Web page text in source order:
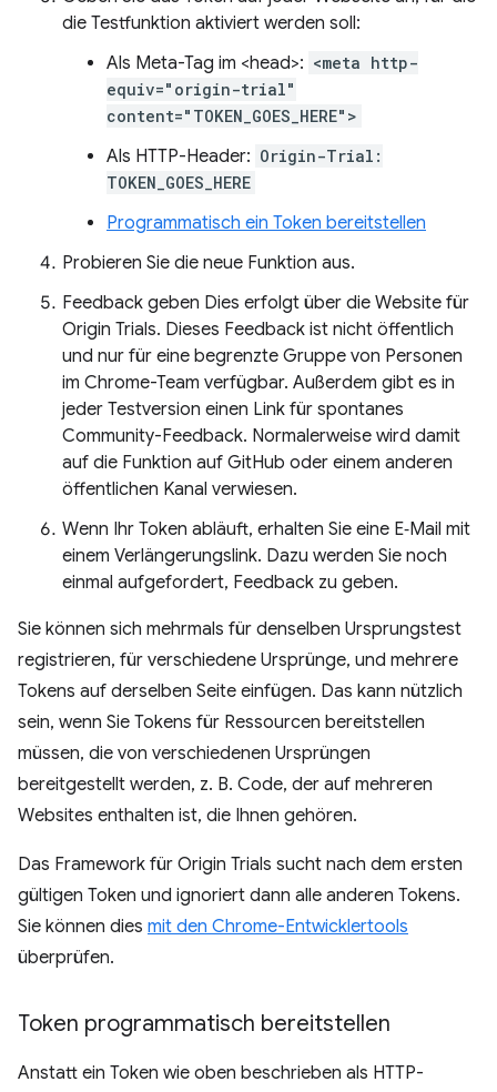
die Testfunktion aktiviert werden soll:
Als Meta-Tag im <head>: <meta http-
equiv="origin-trial"
content="TOKEN_GOES_HERE">
Als HTTP-Header: Origin-Trial:
TOKEN_GOES_HERE
Programmatisch ein Token bereitstellen
Probieren Sie die neue Funktion aus.
Feedback geben Dies erfolgt über die Website für
Origin Trials. Dieses Feedback ist nicht öffentlich
und nur für eine begrenzte Gruppe von Personen
im Chrome-Team verfügbar. Außerdem gibt es in
jeder Testversion einen Link für spontanes
Community-Feedback. Normalerweise wird damit
auf die Funktion auf GitHub oder einem anderen
öffentlichen Kanal verwiesen.
Wenn Ihr Token abläuft, erhalten Sie eine E‑Mail mit
einem Verlängerungslink. Dazu werden Sie noch
einmal aufgefordert, Feedback zu geben.
Sie können sich mehrmals für denselben Ursprungstest
registrieren, für verschiedene Ursprünge, und mehrere
Tokens auf derselben Seite einfügen. Das kann nützlich
sein, wenn Sie Tokens für Ressourcen bereitstellen
müssen, die von verschiedenen Ursprüngen
bereitgestellt werden, z. B. Code, der auf mehreren
Websites enthalten ist, die Ihnen gehören.
Das Framework für Origin Trials sucht nach dem ersten
gültigen Token und ignoriert dann alle anderen Tokens.
Sie können dies mit den Chrome-Entwicklertools
überprüfen.
Token programmatisch bereitstellen
Anstatt ein Token wie oben beschrieben als HTTP-